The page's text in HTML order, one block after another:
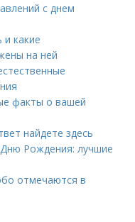
с днем
какие
на ней
факты о вашей
найдете здесь
Рождения: лучшие
отмечаются в